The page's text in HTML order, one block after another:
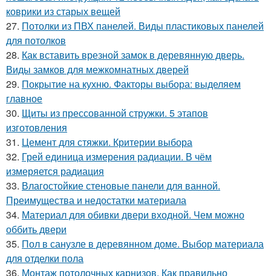
коврики из старых вещей
27. Потолки из ПВХ панелей. Виды пластиковых панелей
для потолков
28. Как вставить врезной замок в деревянную дверь.
Виды замков для межкомнатных дверей
29. Покрытие на кухню. Факторы выбора: выделяем
главное
30. Щиты из прессованной стружки. 5 этапов
изготовления
31. Цемент для стяжки. Критерии выбора
32. Грей единица измерения радиации. В чём
измеряется радиация
33. Влагостойкие стеновые панели для ванной.
Преимущества и недостатки материала
34. Материал для обивки двери входной. Чем можно
оббить двери
35. Пол в санузле в деревянном доме. Выбор материала
для отделки пола
36. Монтаж потолочных карнизов. Как правильно